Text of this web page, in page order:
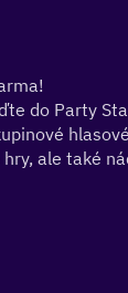
do Party
ale také